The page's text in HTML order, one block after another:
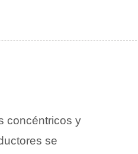
concéntricos y
se